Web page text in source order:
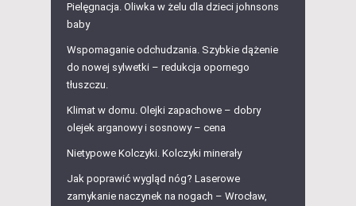
Pielęgnacja. Oliwka w żelu dla dzieci johnsons
baby
Wspomaganie odchudzania. Szybkie dążenie
do nowej sylwetki – redukcja opornego
tłuszczu.
Klimat w domu. Olejki zapachowe – dobry
olejek arganowy i sosnowy – cena
Nietypowe Kolczyki. Kolczyki minerały
Jak poprawić wygląd nóg? Laserowe
zamykanie naczynek na nogach – Wrocław,